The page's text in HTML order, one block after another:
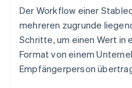
Der Workflow einer
mehreren zugrunde
Schritte, um einen Wert in
Format von einem
Empfängerperson